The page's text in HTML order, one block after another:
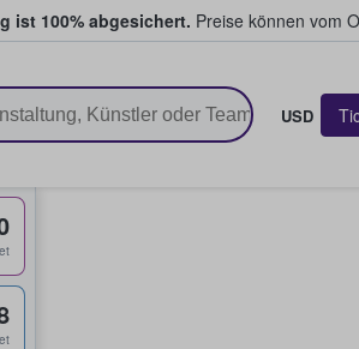
ist 100% abgesichert. Preise können vom
USD